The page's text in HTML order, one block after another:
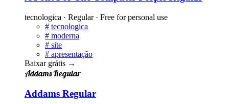
tecnologica · Regular · Free for personal use
# tecnologica
# moderna
# site
# apresentação
Baixar grátis →
Addams Regular
Addams Regular